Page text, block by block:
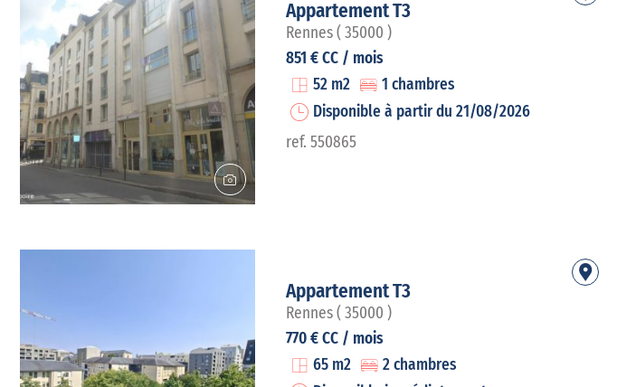
Appartement T3
Rennes ( 35000 )
851 € CC / mois
52 m2
1 chambres
Disponible à partir du 21/08/2026
ref. 550865
Appartement T3
Rennes ( 35000 )
770 € CC / mois
65 m2
2 chambres